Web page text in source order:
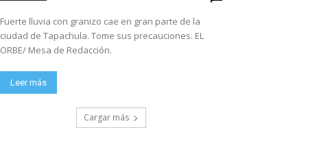
Fuerte lluvia con granizo cae en gran parte de la
ciudad de Tapachula. Tome sus precauciones. EL
ORBE/ Mesa de Redacción.
Leer más
Cargar más